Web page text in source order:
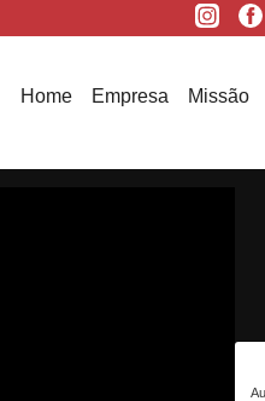
Home Empresa Missão